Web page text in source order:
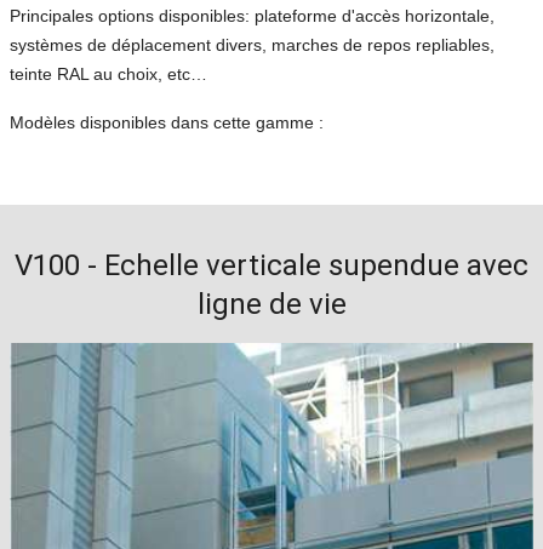
Principales options disponibles: plateforme d'accès horizontale,
systèmes de déplacement divers, marches de repos repliables,
teinte RAL au choix, etc…
Modèles disponibles dans cette gamme :
V100 - Echelle verticale supendue avec
ligne de vie